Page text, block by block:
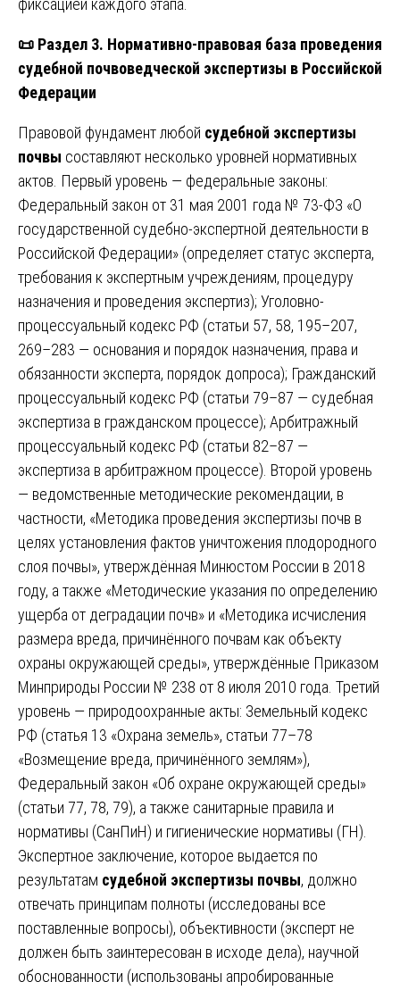
📜 Раздел 3. Нормативно-правовая база проведения
судебной почвоведческой экспертизы в Российской
Федерации
Правовой фундамент любой судебной экспертизы
почвы составляют несколько уровней нормативных
актов. Первый уровень — федеральные законы:
Федеральный закон от 31 мая 2001 года № 73-ФЗ «О
государственной судебно-экспертной деятельности в
Российской Федерации» (определяет статус эксперта,
требования к экспертным учреждениям, процедуру
назначения и проведения экспертиз); Уголовно-
процессуальный кодекс РФ (статьи 57, 58, 195–207,
269–283 — основания и порядок назначения, права и
обязанности эксперта, порядок допроса); Гражданский
процессуальный кодекс РФ (статьи 79–87 — судебная
экспертиза в гражданском процессе); Арбитражный
процессуальный кодекс РФ (статьи 82–87 —
экспертиза в арбитражном процессе). Второй уровень
— ведомственные методические рекомендации, в
частности, «Методика проведения экспертизы почв в
целях установления фактов уничтожения плодородного
слоя почвы», утверждённая Минюстом России в 2018
году, а также «Методические указания по определению
ущерба от деградации почв» и «Методика исчисления
размера вреда, причинённого почвам как объекту
охраны окружающей среды», утверждённые Приказом
Минприроды России № 238 от 8 июля 2010 года. Третий
уровень — природоохранные акты: Земельный кодекс
РФ (статья 13 «Охрана земель», статьи 77–78
«Возмещение вреда, причинённого землям»),
Федеральный закон «Об охране окружающей среды»
(статьи 77, 78, 79), а также санитарные правила и
нормативы (СанПиН) и гигиенические нормативы (ГН).
Экспертное заключение, которое выдается по
результатам судебной экспертизы почвы, должно
отвечать принципам полноты (исследованы все
поставленные вопросы), объективности (эксперт не
должен быть заинтересован в исходе дела), научной
обоснованности (использованы апробированные